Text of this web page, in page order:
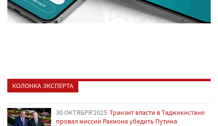
КОЛОНКА ЭКСПЕРТА
30 ОКТЯБРЯ'2025 Транзит власти в Таджикистане:
провал миссии Рахмона убедить Путина